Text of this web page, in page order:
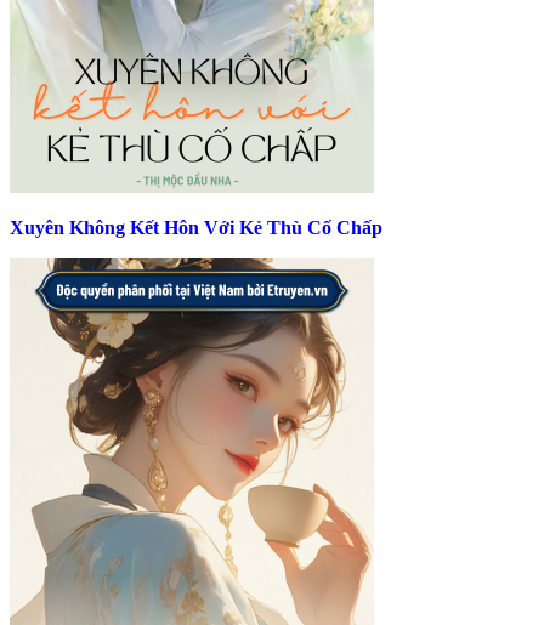
Xuyên Không Kết Hôn Với Kẻ Thù Cố Chấp